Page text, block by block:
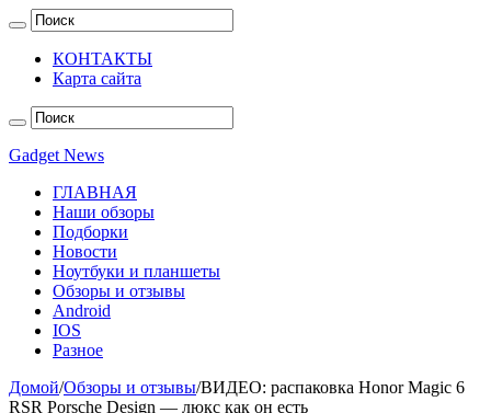
КОНТАКТЫ
Карта сайта
Gadget News
ГЛАВНАЯ
Наши обзоры
Подборки
Новости
Ноутбуки и планшеты
Обзоры и отзывы
Android
IOS
Разное
Домой/Обзоры и отзывы/ВИДЕО: распаковка Honor Magic 6
RSR Porsche Design — люкс как он есть